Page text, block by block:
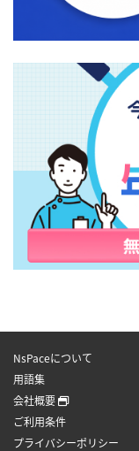
NsPaceについて
用語集
会社概要
ご利用条件
プライバシーポリシー